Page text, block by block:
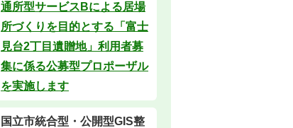
通所型サービスBによる居場
所づくりを目的とする「富士
見台2丁目遺贈地」利用者募
集に係る公募型プロポーザル
を実施します
国立市統合型・公開型GIS整